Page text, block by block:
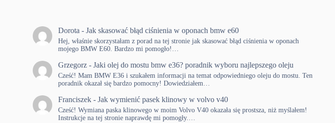
Dorota -Jak skasować błąd ciśnienia w oponach bmw e60
Hej, właśnie skorzystałam z porad na tej stronie jak skasować błąd ciśnienia w oponach
mojego BMW E60. Bardzo mi pomogło!…
Grzegorz -Jaki olej do mostu bmw e36? poradnik wyboru najlepszego oleju
Cześć! Mam BMW E36 i szukałem informacji na temat odpowiedniego oleju do mostu. Ten
poradnik okazał się bardzo pomocny! Dowiedziałem…
Franciszek -Jak wymienić pasek klinowy w volvo v40
Cześć! Wymiana paska klinowego w moim Volvo V40 okazała się prostsza, niż myślałem!
Instrukcje na tej stronie naprawdę mi pomogły.…